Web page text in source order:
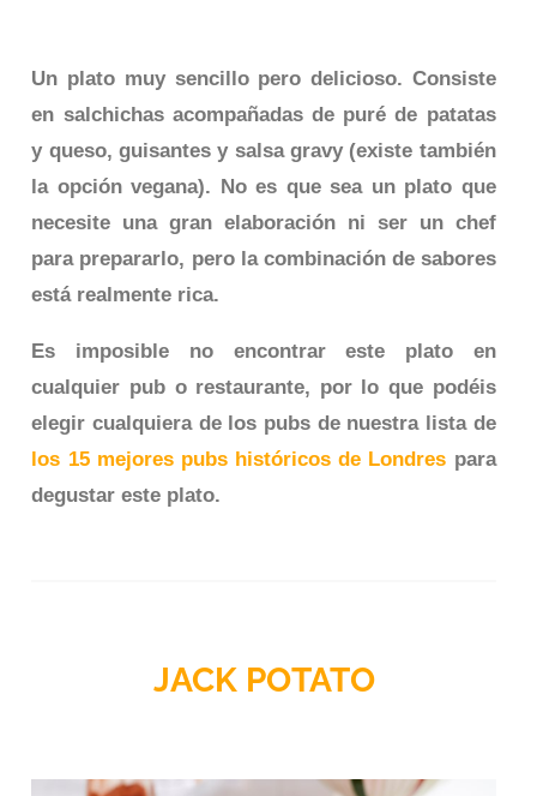
Un plato muy sencillo pero delicioso. Consiste
en salchichas acompañadas de puré de patatas
y queso, guisantes y salsa gravy (existe también
la opción vegana). No es que sea un plato que
necesite una gran elaboración ni ser un chef
para prepararlo, pero la combinación de sabores
está realmente rica.
Es imposible no encontrar este plato en
cualquier pub o restaurante, por lo que podéis
elegir cualquiera de los pubs de nuestra lista de
los 15 mejores pubs históricos de Londres para
degustar este plato.
JACK POTATO